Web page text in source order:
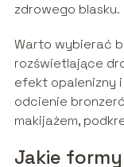
zdrowego blasku.
Warto wybierać
rozświetlające
efekt opalenizny
odcienie
makijażem,
Jakie